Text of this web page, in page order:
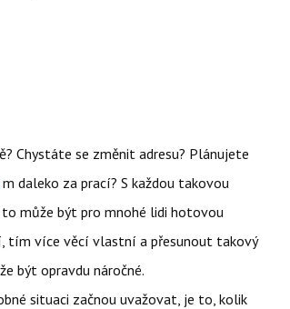
Chystáte se změnit adresu? Plánujete
m daleko za prací? S každou takovou
může být pro mnohé lidi hotovou
tím více věcí vlastní a přesunout takový
být opravdu náročné.
situaci začnou uvažovat, je to, kolik